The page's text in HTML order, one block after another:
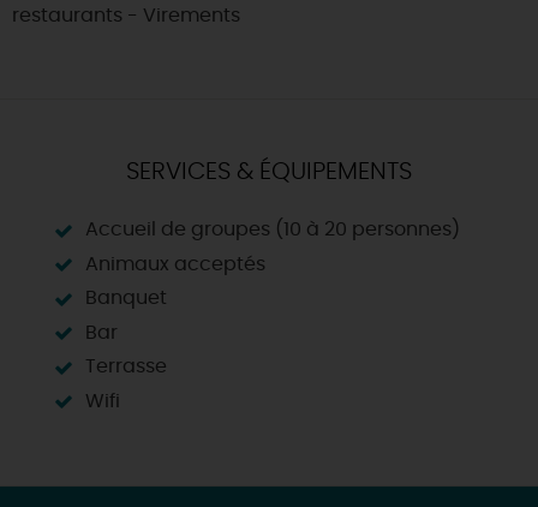
restaurants - Virements
SERVICES & ÉQUIPEMENTS
Accueil de groupes (10 à 20 personnes)
Animaux acceptés
Banquet
Bar
Terrasse
Wifi